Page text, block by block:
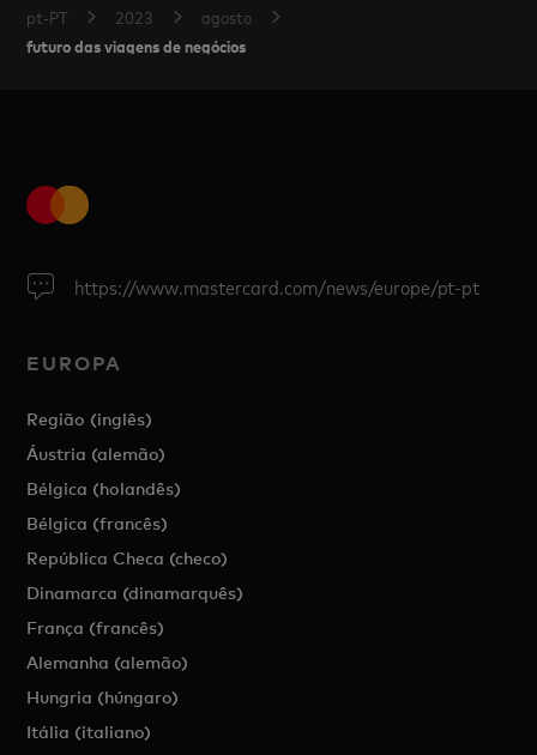
pt-PT
2023 agosto
futuro das viagens de negócios
https://www.mastercard.com/news/europe/pt-pt
EUROPA
Região (inglês)
Áustria (alemão)
Bélgica (holandês)
Bélgica (francês)
República Checa (checo)
Dinamarca (dinamarquês)
França (francês)
Alemanha (alemão)
Hungria (húngaro)
Itália (italiano)